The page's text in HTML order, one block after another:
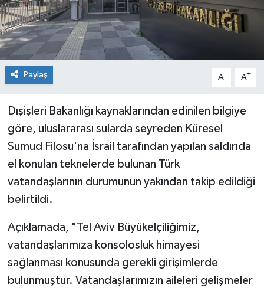
Paylaş A- A+
Dışişleri Bakanlığı kaynaklarından edinilen bilgiye
göre, uluslararası sularda seyreden Küresel
Sumud Filosu'na İsrail tarafından yapılan saldırıda
el konulan teknelerde bulunan Türk
vatandaşlarının durumunun yakından takip edildiği
belirtildi.
Açıklamada, "Tel Aviv Büyükelçiliğimiz,
vatandaşlarımıza konsolosluk himayesi
sağlanması konusunda gerekli girişimlerde
bulunmuştur. Vatandaşlarımızın aileleri gelişmeler